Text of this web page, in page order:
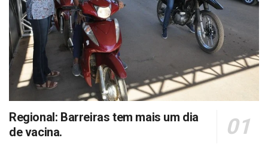
Regional: Barreiras tem mais um dia
de vacina.